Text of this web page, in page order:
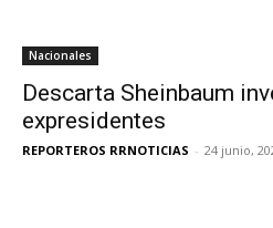
Nacionales
Descarta Sheinbaum
expresidentes
REPORTEROS RRNOTICIAS - 24 junio,